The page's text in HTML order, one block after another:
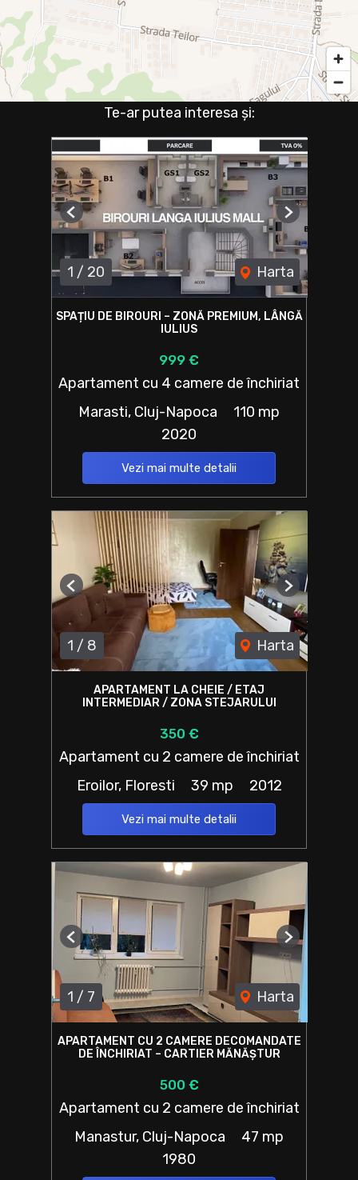
Te-ar putea interesa și:
1 / 20 Harta
Previous Next
SPAȚIU DE BIROURI – ZONĂ PREMIUM, LÂNGĂ
IULIUS
999 €
Apartament cu 4 camere de închiriat
Marasti, Cluj-Napoca
110 mp
2020
Vezi mai multe detalii
1 / 8 Harta
Previous Next
APARTAMENT LA CHEIE / ETAJ
INTERMEDIAR / ZONA STEJARULUI
350 €
Apartament cu 2 camere de închiriat
Eroilor, Floresti
39 mp 2012
Vezi mai multe detalii
1 / 7 Harta
Previous Next
APARTAMENT CU 2 CAMERE DECOMANDATE
DE ÎNCHIRIAT – CARTIER MĂNĂȘTUR
500 €
Apartament cu 2 camere de închiriat
Manastur, Cluj-Napoca
47 mp
1980